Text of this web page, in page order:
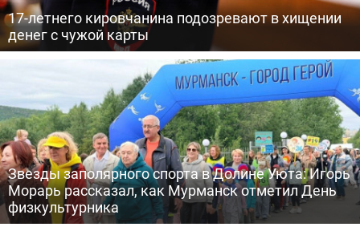
17-летнего кировчанина подозревают в хищении
денег с чужой карты
Звезды заполярного спорта в Долине Уюта: Игорь
Морарь рассказал, как Мурманск отметил День
физкультурника